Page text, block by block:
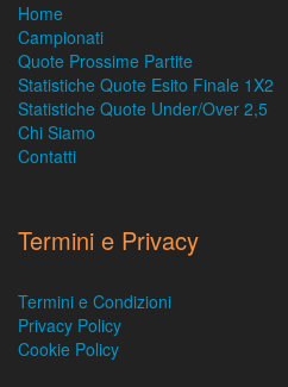
Home
Campionati
Quote Prossime Partite
Statistiche Quote Esito Finale 1X2
Statistiche Quote Under/Over 2,5
Chi Siamo
Contatti
Termini e Privacy
Termini e Condizioni
Privacy Policy
Cookie Policy